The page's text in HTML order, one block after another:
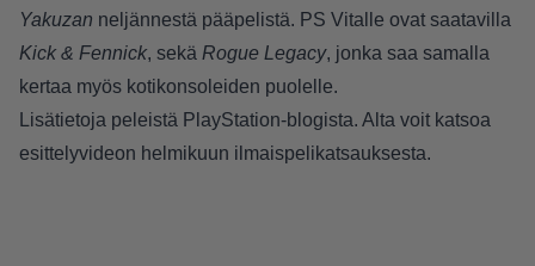
Yakuzan neljännestä pääpelistä. PS Vitalle ovat saatavilla
Kick & Fennick, sekä Rogue Legacy, jonka saa samalla
kertaa myös kotikonsoleiden puolelle.
Lisätietoja peleistä PlayStation-blogista. Alta voit katsoa
esittelyvideon helmikuun ilmaispelikatsauksesta.